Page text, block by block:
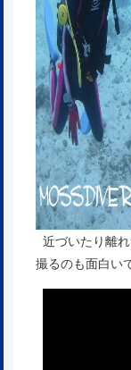
近づいたり離
撮るのも面白い